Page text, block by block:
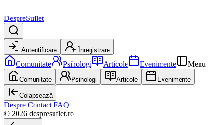
DespreSuflet
Autentificare Înregistrare
Comunitate Psihologi Articole Evenimente Menu
Comunitate Psihologi Articole Evenimente
Colapsează
Despre Contact FAQ
© 2026 despresuflet.ro